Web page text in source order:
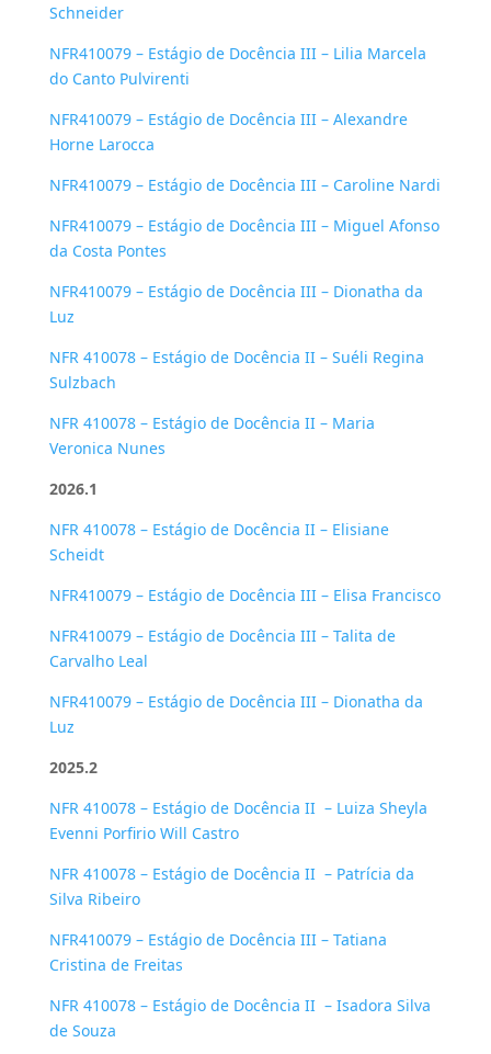
Schneider
NFR410079 – Estágio de Docência III – Lilia Marcela
do Canto Pulvirenti
NFR410079 – Estágio de Docência III – Alexandre
Horne Larocca
NFR410079 – Estágio de Docência III – Caroline Nardi
NFR410079 – Estágio de Docência III – Miguel Afonso
da Costa Pontes
NFR410079 – Estágio de Docência III – Dionatha da
Luz
NFR 410078 – Estágio de Docência II – Suéli Regina
Sulzbach
NFR 410078 – Estágio de Docência II – Maria
Veronica Nunes
2026.1
NFR 410078 – Estágio de Docência II– Elisiane
Scheidt
NFR410079 – Estágio de Docência III – Elisa Francisco
NFR410079 – Estágio de Docência III – Talita de
Carvalho Leal
NFR410079 – Estágio de Docência III – Dionatha da
Luz
2025.2
NFR 410078 – Estágio de Docência II– Luiza Sheyla
Evenni Porfirio Will Castro
NFR 410078 – Estágio de Docência II– Patrícia da
Silva Ribeiro
NFR410079 – Estágio de Docência III– Tatiana
Cristina de Freitas
NFR 410078 – Estágio de Docência II– Isadora Silva
de Souza